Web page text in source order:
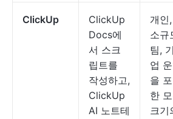
ClickUp
ClickUp
Docs에
서 스크
립트를
작성하고,
ClickUp
AI 노트테
개인,
소규
팀, 기
업
을
한
크기